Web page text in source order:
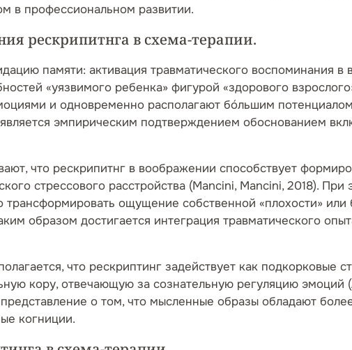
в профессиональном развитии.
рескрипитнга в схема-терапии.
памяти: активация травматического воспоминания в
«уязвимого ребенка» фигурой «здорового
и одновременно располагают бóльшим
эмпирическим подтверждением обоснованием
что рескрипитнг в воображении способствует
стрессового расстройства (Mancini, Mancini, 2018). При
трансформировать ощущение собственной «плохости»
образом достигается интеграция травматического
что рескриптинг задействует как подкорковые
кору, отвечающую за сознательную регуляцию эмоций
о том, что мысленные образы обладают
когниции.